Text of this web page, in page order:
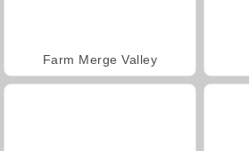
Farm Merge Valley